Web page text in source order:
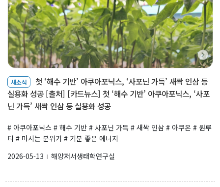
새소식
첫 ‘해수 기반’ 아쿠아포닉스, ‘사포닌 가득’ 새싹 인삼 등
실용화 성공 [출처] [카드뉴스] 첫 ‘해수 기반’ 아쿠아포닉스, ‘사포
닌 가득’ 새싹 인삼 등 실용화 성공
# 아쿠아포닉스 # 해수 기반 # 사포닌 가득 # 새싹 인삼 # 아쿠온 # 원루
티 # 마시는 분위기 # 기분 좋은 에너지
2026-05-13
해양저서생태학연구실